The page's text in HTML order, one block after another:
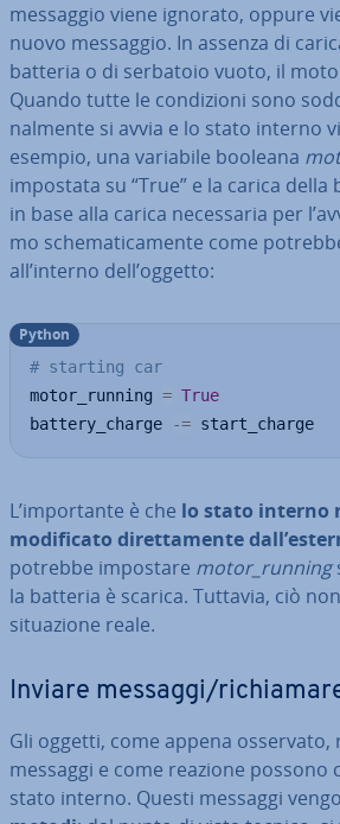
messaggio viene ignorato, oppure
nuovo messaggio. In assenza di
batteria o di serbatoio vuoto, il
Quando tutte le con­di­zio­ni sono
nal­men­te si avvia e lo stato interno
esempio, una variabile booleana
impostata su “True” e la carica
in base alla carica ne­ces­sa­ria per
mo sche­ma­ti­ca­men­te come
all’interno dell’oggetto:
# starting car
motor_running = True
battery_charge
-= start_charge
Python
L’im­por­tan­te è che lo stato interno
mo­di­fi­ca­to di­ret­ta­men­te
potrebbe impostare motor_running
la batteria è scarica. Tuttavia, ciò
si­tua­zio­ne reale.
Inviare messaggi/
Gli oggetti, come appena osservato,
messaggi e come reazione
stato interno. Questi messaggi